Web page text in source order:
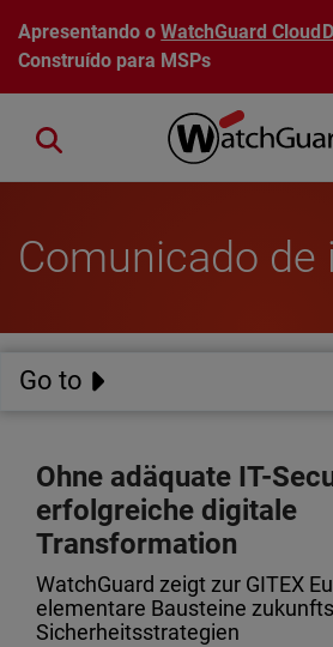
Pular para o conteúdo principal
Apresentando oWatchGuard
Construído para MSPs
Close search
Comunicado de
Go to
Ohne adäquate IT-
erfolgreiche digitale
Transformation
WatchGuard zeigt zur GITEX
elementare Bausteine
Sicherheitsstrategien